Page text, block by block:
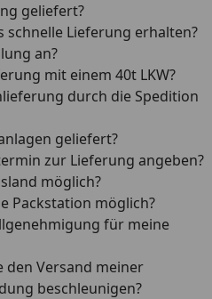
geliefert?
schnelle Lieferung erhalten?
an?
mit einem 40t LKW?
durch die Spedition
geliefert?
zur Lieferung angeben?
möglich?
Packstation möglich?
für meine
den Versand meiner
beschleunigen?